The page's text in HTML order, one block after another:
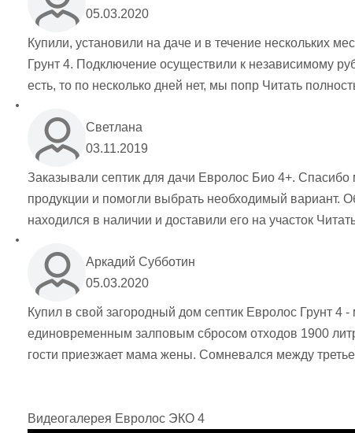
05.03.2020
Купили, установили на даче и в течение нескольких
Грунт 4. Подключение осуществили к независимому
есть, то по несколько дней нет, мы попр Читать
Светлана
03.11.2019
Заказывали септик для дачи Евролос Био 4+.
продукции и помогли выбрать необходимый вариант.
находился в наличии и доставили его на участок
Аркадий Субботин
05.03.2020
Купил в свой загородный дом септик Евролос Грунт 4
единовременным залповым сбросом отходов 1900
гости приезжает мама жены. Сомневался между
Видеогалерея Евролос ЭКО 4